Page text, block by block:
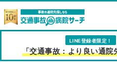
LINE登録者限定！
「交通事故：より良い通院